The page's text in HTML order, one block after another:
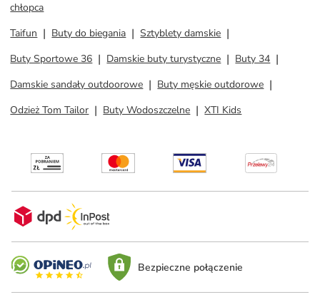
chłopca
Taifun
Buty do biegania
Sztyblety damskie
Buty Sportowe 36
Damskie buty turystyczne
Buty 34
Damskie sandały outdoorowe
Buty męskie outdorowe
Odzież Tom Tailor
Buty Wodoszczelne XTI Kids
Bezpieczne połączenie